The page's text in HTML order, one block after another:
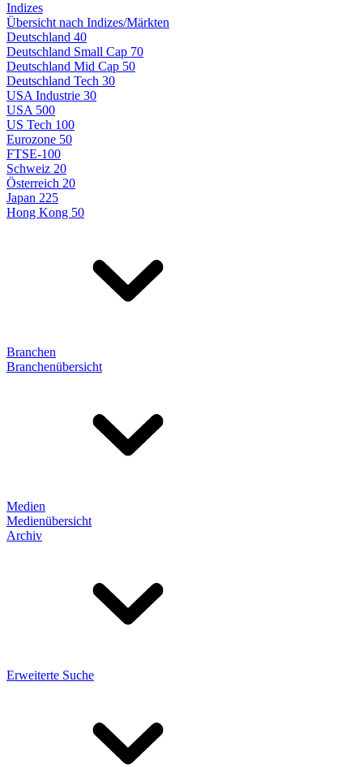
Indizes
Übersicht nach Indizes/Märkten
Deutschland 40
Deutschland Small Cap 70
Deutschland Mid Cap 50
Deutschland Tech 30
USA Industrie 30
USA 500
US Tech 100
Eurozone 50
FTSE-100
Schweiz 20
Österreich 20
Japan 225
Hong Kong 50
Branchen
Branchenübersicht
Medien
Medienübersicht
Archiv
Erweiterte Suche